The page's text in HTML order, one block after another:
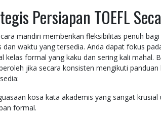
Persiapan TOEFL
mandiri memberikan fleksibilitas penuh
dan waktu yang tersedia. Anda dapat fokus
kelas formal yang kaku dan sering kali mahal.
jika secara konsisten mengikuti
kosa kata akademis yang sangat
formal.